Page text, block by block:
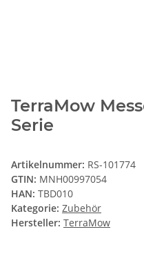
TerraMow
Serie
Artikelnummer: RS-101774
GTIN: MNH00997054
HAN: TBD010
Kategorie: Zubehör
Hersteller: TerraMow